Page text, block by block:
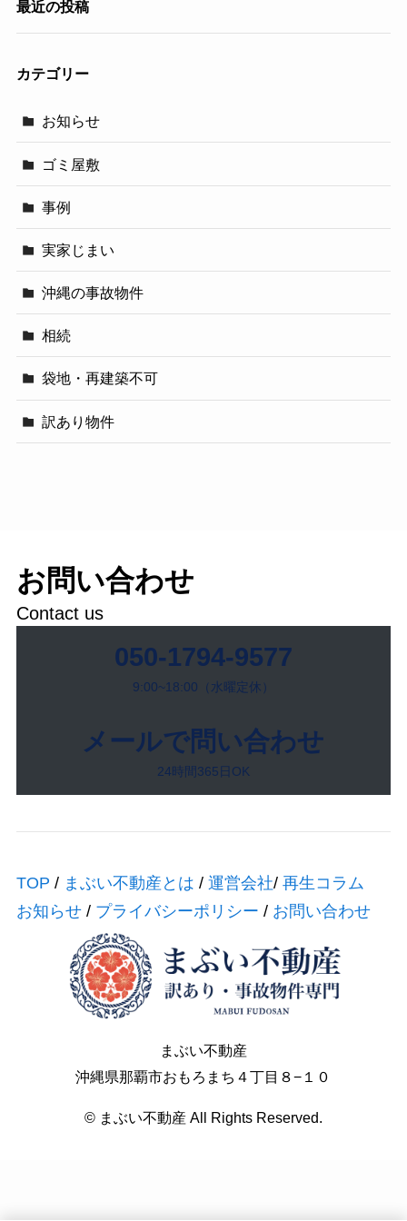
最近の投稿
カテゴリー
お知らせ
ゴミ屋敷
事例
実家じまい
沖縄の事故物件
相続
袋地・再建築不可
訳あり物件
お問い合わせ
Contact us
050-1794-9577
9:00~18:00（水曜定休）
メールで問い合わせ
24時間365日OK
TOP / まぶい不動産とは / 運営会社/ 再生コラム
お知らせ/ プライバシーポリシー / お問い合わせ
まぶい不動産
沖縄県那覇市おもろまち４丁目８−１０
© ︎まぶい不動産 All Rights Reserved.